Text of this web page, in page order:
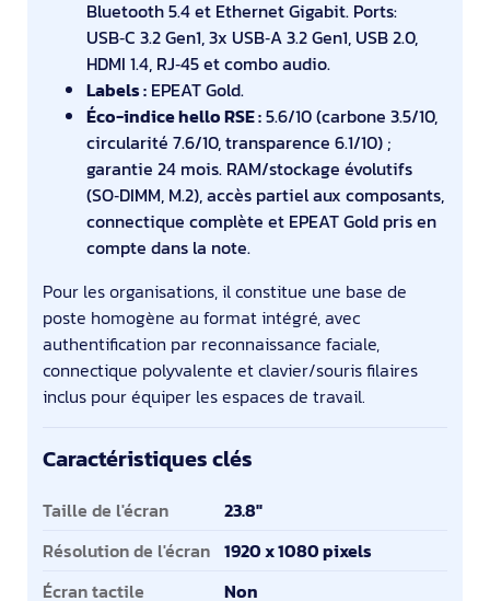
Bluetooth 5.4 et Ethernet Gigabit. Ports:
USB‑C 3.2 Gen1, 3x USB‑A 3.2 Gen1, USB 2.0,
HDMI 1.4, RJ‑45 et combo audio.
Labels : EPEAT Gold.
Éco-indice hello RSE :5.6/10 (carbone 3.5/10,
circularité 7.6/10, transparence 6.1/10) ;
garantie 24 mois. RAM/stockage évolutifs
(SO‑DIMM, M.2), accès partiel aux composants,
connectique complète et EPEAT Gold pris en
compte dans la note.
Pour les organisations, il constitue une base de
poste homogène au format intégré, avec
authentification par reconnaissance faciale,
connectique polyvalente et clavier/souris filaires
inclus pour équiper les espaces de travail.
Caractéristiques clés
Caractéristiques clés
Taille de l'écran
23.8"
Résolution de l'écran 1920 x 1080 pixels
Écran tactile
Non